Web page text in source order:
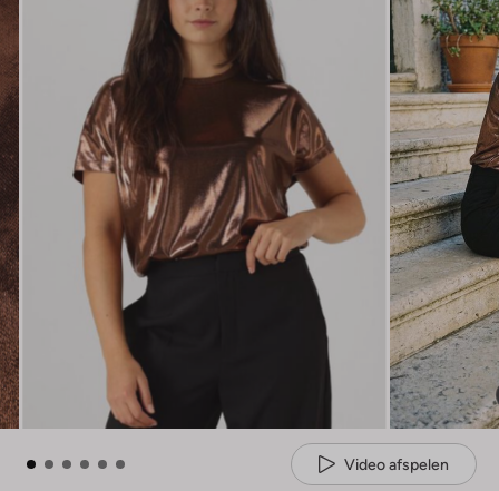
Video afspelen